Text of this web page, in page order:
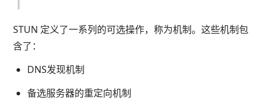
STUN 定义了一系列的可选操作，称为机制。这些机制包
含了：
DNS发现机制
备选服务器的重定向机制